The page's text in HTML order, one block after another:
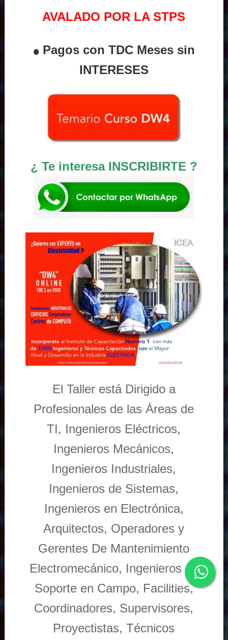
AVALADO POR LA STPS
Pagos con TDC Meses sin
INTERESES
¿ Te interesa INSCRIBIRTE ?
El Taller está Dirigido a
Profesionales de las Áreas de
TI, Ingenieros Eléctricos,
Ingenieros Mecánicos,
Ingenieros Industriales,
Ingenieros de Sistemas,
Ingenieros en Electrónica,
Arquitectos, Operadores y
Gerentes De Mantenimiento
Electromecánico, Ingenieros de
Soporte en Campo, Facilities,
Coordinadores, Supervisores,
Proyectistas, Técnicos